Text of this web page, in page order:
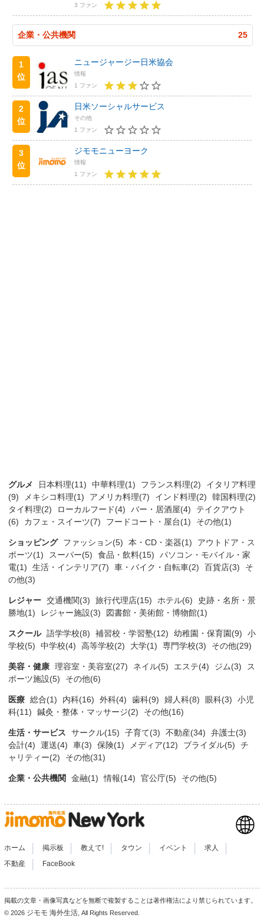
3 ファン
企業・公共機関 25
1
位
ニュージャージー日米協会
情報
1 ファン
2
位
日米ソーシャルサービス
その他
1 ファン
3
位
ジモモニューヨーク
情報
1 ファン
グルメ 日本料理(11) 中華料理(1) フランス料理(2)
イタリア料理
(9)
メキシコ料理(1) アメリカ料理(7) インド料理(2)
韓国料理(2)
タイ料理(2)
ローカルフード(4) バー・居酒屋(4)
テイクアウト
(6)
カフェ・スイーツ(7) フードコート・屋台(1) その他(1)
ショッピング ファッション(5) 本・CD・楽器(1)
アウトドア・ス
ポーツ(1)
スーパー(5) 食品・飲料(15)
パソコン・モバイル・家
電(1)
生活・インテリア(7) 車・バイク・自転車(2) 百貨店(3)
そ
の他(3)
レジャー 交通機関(3) 旅行代理店(15) ホテル(6)
史跡・名所・景
勝地(1)
レジャー施設(3) 図書館・美術館・博物館(1)
スクール 語学学校(8) 補習校・学習塾(12) 幼稚園・保育園(9)
小
学校(5)
中学校(4) 高等学校(2) 大学(1) 専門学校(3) その他(29)
美容・健康 理容室・美容室(27) ネイル(5) エステ(4) ジム(3)
ス
ポーツ施設(5)
その他(6)
医療 総合(1) 内科(16) 外科(4) 歯科(9) 婦人科(8) 眼科(3)
小児
科(11)
鍼灸・整体・マッサージ(2) その他(16)
生活・サービス サークル(15) 子育て(3) 不動産(34)
弁護士(3)
会計(4)
運送(4) 車(3) 保険(1) メディア(12) ブライダル(5)
チ
ャリティー(2)
その他(31)
企業・公共機関 金融(1) 情報(14) 官公庁(5) その他(5)
ホーム 掲示板 教えて! タウン イベント 求人
不動産 FaceBook
掲載の文章・画像写真などを無断で複製することは著作権法により禁じられています。
© 2026 ジモモ 海外生活 , All Rights Reserved.